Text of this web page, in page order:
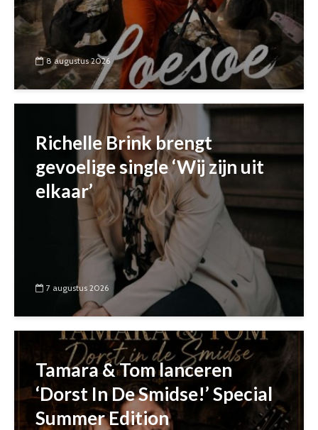
8 augustus 2026
Richelle Brink brengt
gevoelige single ‘Wij zijn uit
elkaar’
7 augustus 2026
Tamara & Tom lanceren
‘Dorst In De Smidse!’ Special
Summer Edition